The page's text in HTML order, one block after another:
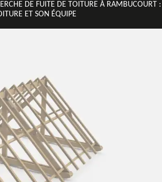
DE FUITE DE TOITURE À RAMBUCOURT
ET SON ÉQUIPE